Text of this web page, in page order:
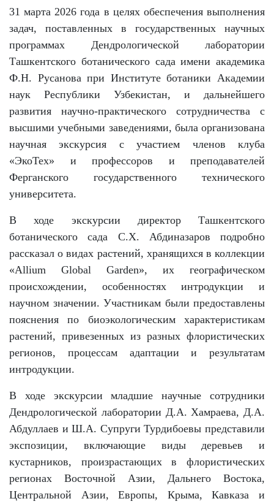
31 марта 2026 года в целях обеспечения выполнения
задач, поставленных в государственных научных
программах Дендрологической лаборатории
Ташкентского ботанического сада имени академика
Ф.Н. Русанова при Институте ботаники Академии
наук Республики Узбекистан, и дальнейшего
развития научно-практического сотрудничества с
высшими учебными заведениями, была организована
научная экскурсия с участием членов клуба
«ЭкоТех» и профессоров и преподавателей
Ферганского государственного технического
университета.
В ходе экскурсии директор Ташкентского
ботанического сада С.Х. Абдиназаров подробно
рассказал о видах растений, хранящихся в коллекции
«Allium Global Garden», их географическом
происхождении, особенностях интродукции и
научном значении. Участникам были предоставлены
пояснения по биоэкологическим характеристикам
растений, привезенных из разных флористических
регионов, процессам адаптации и результатам
интродукции.
В ходе экскурсии младшие научные сотрудники
Дендрологической лаборатории Д.А. Хамраева, Д.А.
Абдуллаев и Ш.А. Супруги Турдибоевы представили
экспозиции, включающие виды деревьев и
кустарников, произрастающих в флористических
регионах Восточной Азии, Дальнего Востока,
Центральной Азии, Европы, Крыма, Кавказа и